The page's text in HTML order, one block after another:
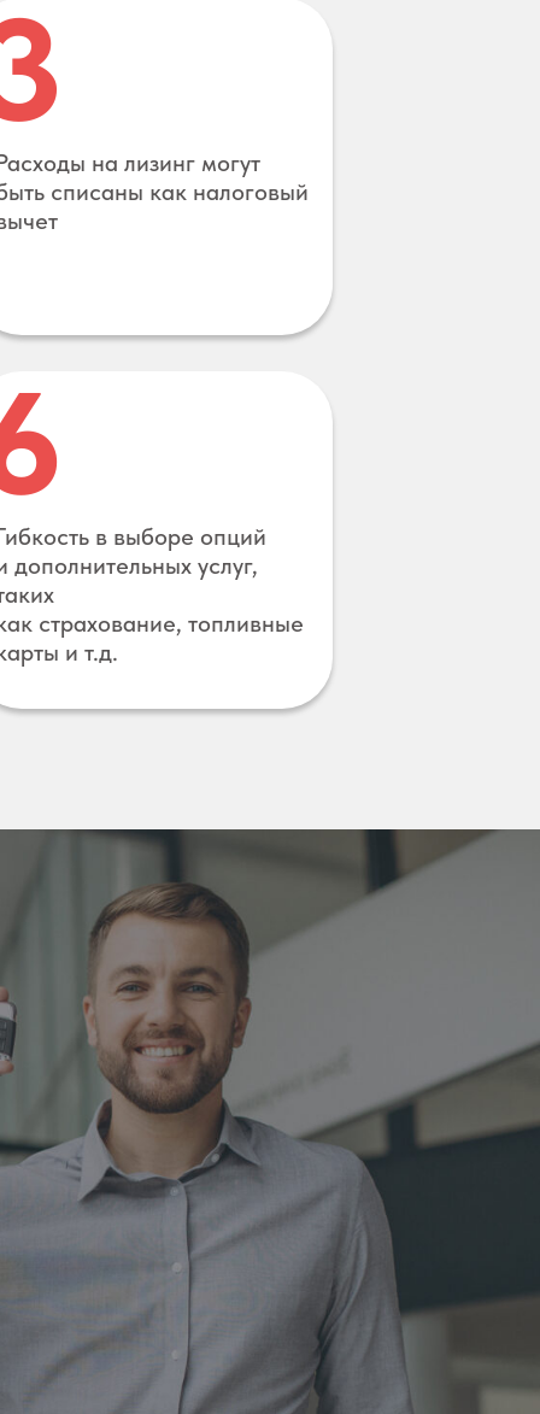
на лизинг могут
списаны как налоговый
в выборе опций
дополнительных услуг,
страхование, топливные
и т.д.